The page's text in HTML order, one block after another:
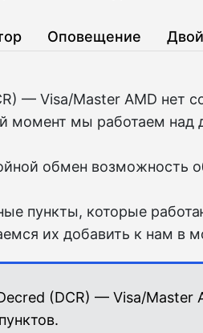
Оповещение
— Visa/Master AMD нет
момент мы работаем над
обмен возможность
пункты, которые
их добавить к нам в
(DCR) — Visa/Master